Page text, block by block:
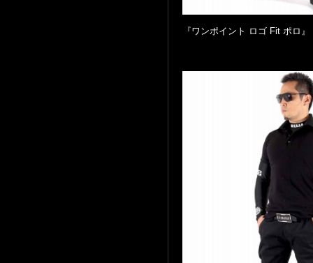
『ワンポイント ロゴ Fit ポロ』